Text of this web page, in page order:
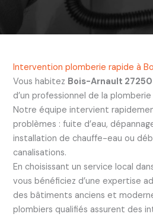
Intervention plomberie rapide à
Vous habitez Bois-Arnault 27250
d’un professionnel de la plomberie
Notre équipe intervient
problèmes : fuite d’eau,
installation de chauffe-eau ou
canalisations.
En choisissant un service local
vous bénéficiez d’une expertise
des bâtiments anciens et
plombiers qualifiés assurent des